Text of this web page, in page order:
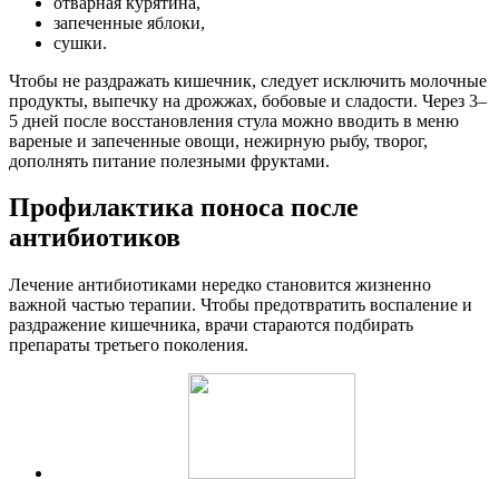
запеченные яблоки,
сушки.
Чтобы не раздражать кишечник, следует исключить молочные
продукты, выпечку на дрожжах, бобовые и сладости. Через 3–
5 дней после восстановления стула можно вводить в меню
вареные и запеченные овощи, нежирную рыбу, творог,
дополнять питание полезными фруктами.
Профилактика поноса после
антибиотиков
Лечение антибиотиками нередко становится жизненно
важной частью терапии. Чтобы предотвратить воспаление и
раздражение кишечника, врачи стараются подбирать
препараты третьего поколения.